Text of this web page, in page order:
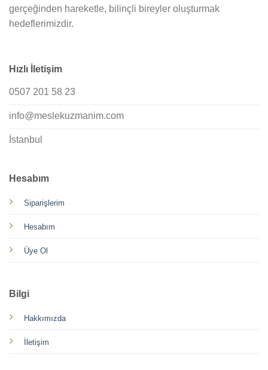
gerçeğinden hareketle, bilinçli bireyler oluşturmak
hedeflerimizdir.
Hesabım
Siparişlerim
Hesabım
Üye Ol
Bilgi
Hakkımızda
İletişim
Hızlı İletişim
0507 201 58 23
info@meslekuzmanim.com
İstanbul